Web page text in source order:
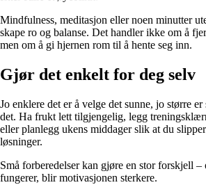
Mindfulness, meditasjon eller noen minutter
skape ro og balanse. Det handler ikke om å
men om å gi hjernen rom til å hente seg inn.
Gjør det enkelt for deg selv
Jo enklere det er å velge det sunne, jo større
det. Ha frukt lett tilgjengelig, legg
eller planlegg ukens middager slik at du
løsninger.
Små forberedelser kan gjøre en stor forskjell –
fungerer, blir motivasjonen sterkere.